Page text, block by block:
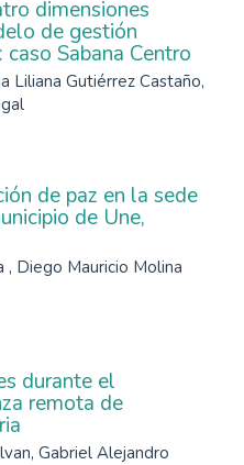
dimensiones
de gestión
Sabana Centro
Liliana Gutiérrez Castaño,
de paz en la sede
de Une,
, Diego Mauricio Molina
durante el
remota de
Gabriel Alejandro